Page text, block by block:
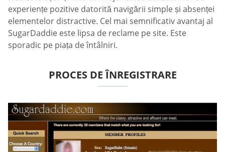
experiențe pozitive datorită navigării simple și absenței
elementelor distractive. Cel mai semnificativ avantaj al
SugarDaddie este lipsa de reclame pe site. Este
sporadic pe piața de întâlniri.
PROCES DE ÎNREGISTRARE